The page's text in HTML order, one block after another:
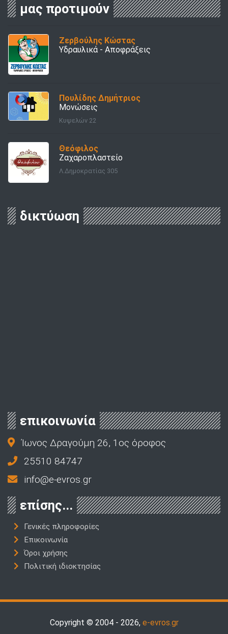
μας προτιμούν
Ζερβούλης Κώστας
Υδραυλικά - Αποφράξεις
Πουλίδης Δημήτριος
Μονώσεις
Κυψελών 22
Θεόφιλος
Ζαχαροπλαστείο
Λ.Δημοκρατίας 305
δικτύωση
επικοινωνία
Ίωνος Δραγούμη 26, 1ος όροφος
25510 84747
info@e-evros.gr
επίσης...
Γενικές πληροφορίες
Επικοινωνία
Όροι χρήσης
Πολιτική ιδιοκτησίας
Copyright © 2004 - 2026, e-evros.gr